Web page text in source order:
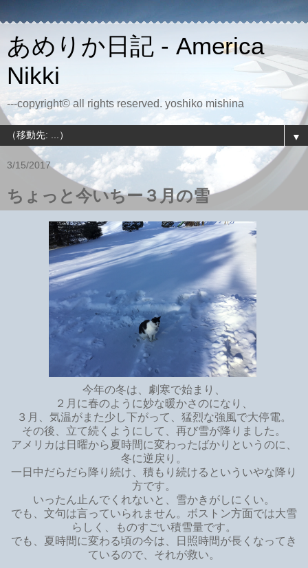
あめりか日記 - America
Nikki
---copyright© all rights reserved. yoshiko mishina
▼
3/15/2017
ちょっと今いちー３月の雪
今年の冬は、劇寒で始まり、
２月に春のように妙な暖かさのになり、
３月、気温がまた少し下がって、猛烈な強風で大停電。
その後、立て続くようにして、再び雪が降りました。
アメリカは日曜から夏時間に変わったばかりというのに、
冬に逆戻り。
一日中だらだら降り続け、積もり続けるといういやな降り
方です。
いったん止んでくれないと、雪かきがしにくい。
でも、文句は言っていられません。ボストン方面では大雪
らしく、ものすごい積雪量です。
でも、夏時間に変わる頃の今は、日照時間が長くなってき
ているので、それが救い。